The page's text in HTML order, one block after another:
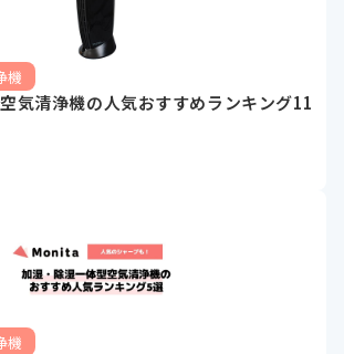
機
気清浄機の人気おすすめランキング11
機